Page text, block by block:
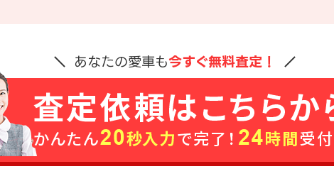
あなたの愛車も今すぐ無料査定！